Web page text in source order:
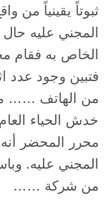
ثبوتاً يقينياً من
المجني عليه
الخاص به فقام
فتبين وجود عدد
من الهاتف ……
خدش الحياء
محرر المحضر أنه
المجني عليه.
من شركة ……